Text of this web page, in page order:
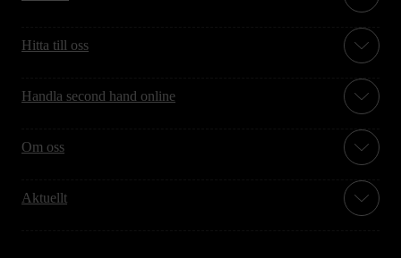
Hitta till oss
Handla second hand online
Om oss
Aktuellt